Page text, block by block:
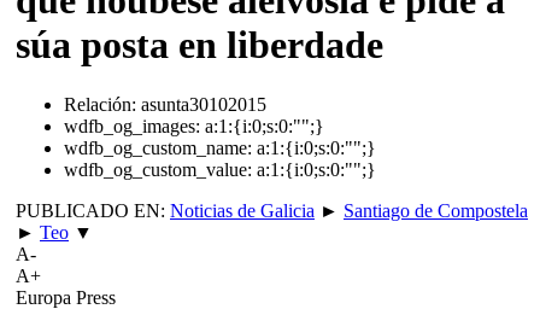
súa posta en liberdade
Relación: asunta30102015
wdfb_og_images: a:1:{i:0;s:0:"";}
wdfb_og_custom_name: a:1:{i:0;s:0:"";}
wdfb_og_custom_value: a:1:{i:0;s:0:"";}
PUBLICADO EN: Noticias de Galicia ► Santiago de Compostela
► Teo ▼
A-
A+
Europa Press